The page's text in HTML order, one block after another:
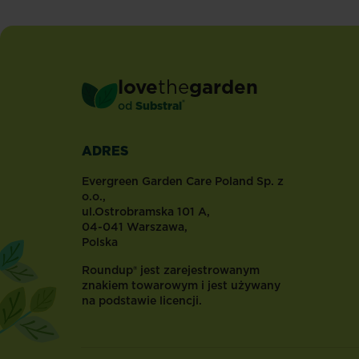
By
na
odpowiedzieć,
trzeba
znać
gatunek
storczyka.
Niektóre
odmiany
tej
rośliny
lovethegarden
od Substral®
ADRES
Evergreen Garden Care Poland Sp. z
o.o.,
ul.Ostrobramska 101 A,
04-041 Warszawa,
Polska
Roundup® jest zarejestrowanym
znakiem towarowym i jest używany
na podstawie licencji.